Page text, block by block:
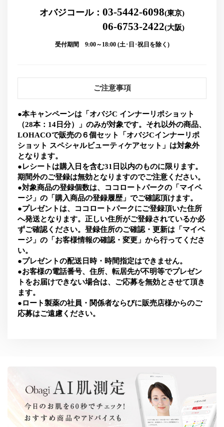
オバジコール： 03-5442-6098(東京)
06-6753-2422(大阪)
受付期間 9:00～18:00 (土･日･祝日を除く)
ご注意事項
●本キャンペーンは「オバジC インナーリポショット
（28本：14日分）」のみが対象です。それ以外の商品、
LOHACOで販売の６個セット「オバジCインナーリポ
ショット スペシャルビューティケアセット」は対象外
となります。
●レシートは購入日を含む31日以内のものに限ります。
期間外のご登録は無効となりますのでご注意ください。
●対象商品の登録個数は、ココロートパークの「マイペ
ージ」の「購入商品の登録履歴」でご確認頂けます。
●プレゼントは、ココロートパークにご登録頂いた住所
へ発送となります。正しい住所がご登録されているか必
ずご確認ください。登録住所のご確認・更新は「マイペ
ージ」の「お客様情報の確認・変更」から行ってくださ
い。
●プレゼントの配送日時・時間指定はできません。
●お客様の電話番号、住所、転居先が不明等でプレゼン
トをお届けできない場合は、ご応募を無効とさせて頂き
ます。
●ロート製薬の社員・関係者ならびに販売店様からのご
応募はご遠慮ください。